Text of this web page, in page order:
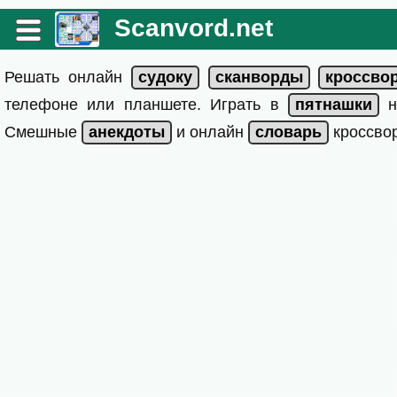
Scanvord.net
Решать онлайн
телефоне или планшете. Играть в
Смешные
и онлайн